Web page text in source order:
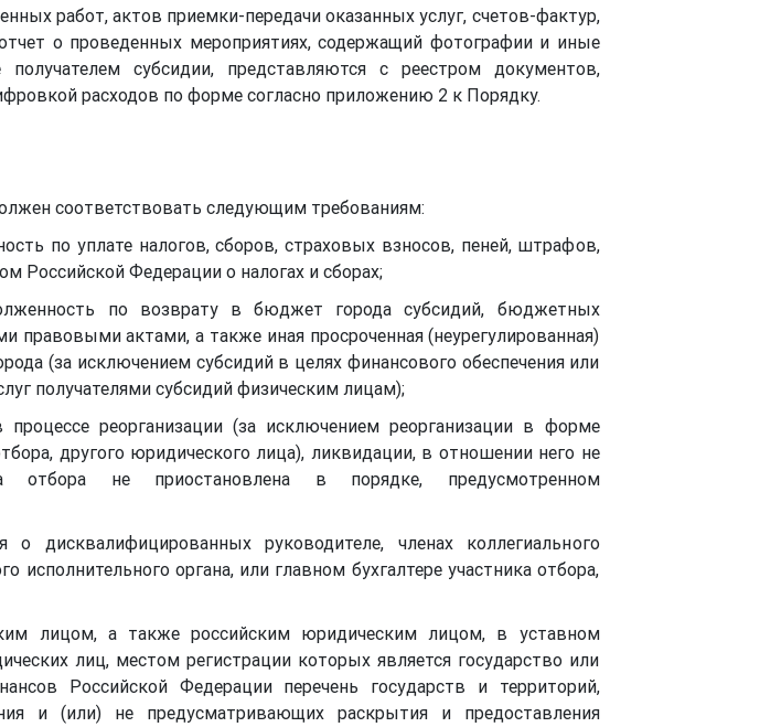
работ, актов приемки-передачи оказанных услуг, счетов-фактур,
о проведенных мероприятиях, содержащий фотографии и иные
субсидии, представляются с реестром документов,
расходов по форме согласно приложению 2 к Порядку.
соответствовать следующим требованиям:
по уплате налогов, сборов, страховых взносов, пеней, штрафов,
Российской Федерации о налогах и сборах;
по возврату в бюджет города субсидий, бюджетных
актами, а также иная просроченная (неурегулированная)
(за исключением субсидий в целях финансового обеспечения или
получателями субсидий физическим лицам);
реорганизации (за исключением реорганизации в форме
другого юридического лица), ликвидации, в отношении него не
отбора не приостановлена в порядке, предусмотренном
дисквалифицированных руководителе, членах коллегиального
органа, или главном бухгалтере участника отбора,
лицом, а также российским юридическим лицом, в уставном
лиц, местом регистрации которых является государство или
Российской Федерации перечень государств и территорий,
и (или) не предусматривающих раскрытия и предоставления